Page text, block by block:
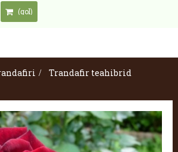
(gol)
>
Trandafir teahibrid